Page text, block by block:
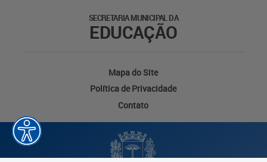
SECRETARIA MUNICIPAL DA
EDUCAÇÃO
Mapa do Site
Política de Privacidade
Contato